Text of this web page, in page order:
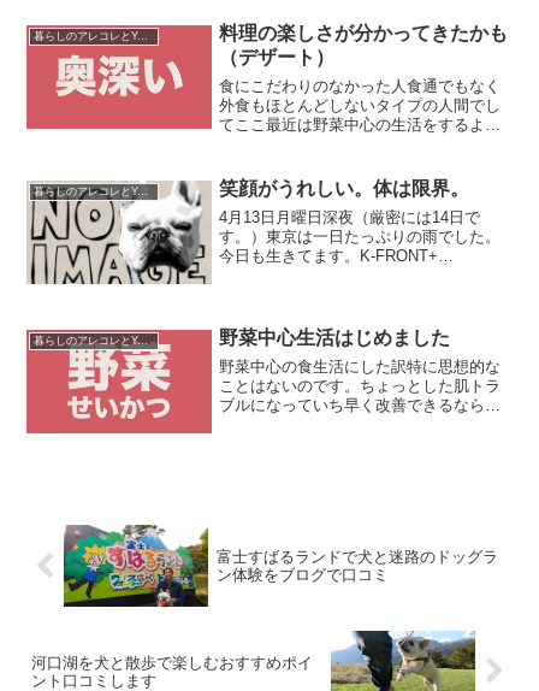
暮らしのアレコレとYouTube運営
料理の楽しさが分かってきたかも
（デザート）
食にこだわりのなかった人食通でもなく
外食もほとんどしないタイプの人間でし
てここ最近は野菜中心の生活をするよう
ったら食べられれば何でもいいかなって
感じがありました。でも、...
暮らしのアレコレとYouTube運営 笑顔がうれしい。体は限界。
4月13日月曜日深夜（厳密には14日で
す。）東京は一日たっぷりの雨でした。
今日も生きてます。K-FRONT+
ますが、...
暮らしのアレコレとYouTube運営 野菜中心生活はじめました
野菜中心の食生活にした訳特に思想的な
ことはないのです。ちょっとした肌トラ
ブルになっていち早く改善できるならと
富士すばるランドで犬と迷路のドッグラ
ン体験をブログで口コミ
河口湖を犬と散歩で楽しむおすすめポイ
ント口コミします